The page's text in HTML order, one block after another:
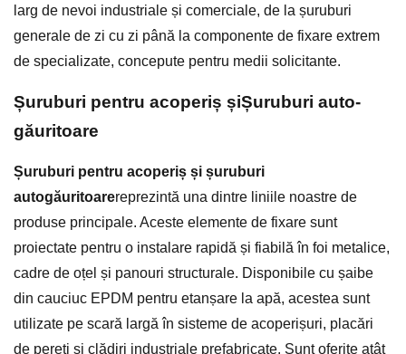
larg de nevoi industriale și comerciale, de la șuruburi
generale de zi cu zi până la componente de fixare extrem
de specializate, concepute pentru medii solicitante.
Șuruburi pentru acoperiș șiȘuruburi auto-
găuritoare
Șuruburi pentru acoperiș și șuruburi
autogăuritoarereprezintă una dintre liniile noastre de
produse principale. Aceste elemente de fixare sunt
proiectate pentru o instalare rapidă și fiabilă în foi metalice,
cadre de oțel și panouri structurale. Disponibile cu șaibe
din cauciuc EPDM pentru etanșare la apă, acestea sunt
utilizate pe scară largă în sisteme de acoperișuri, placări
de pereți și clădiri industriale prefabricate. Sunt oferite atât